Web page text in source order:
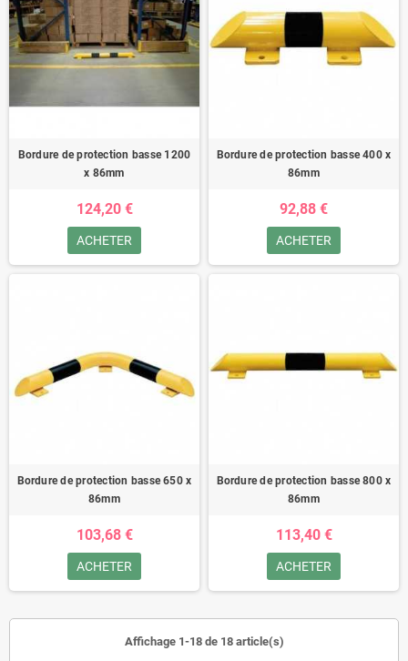
Bordure de protection basse 1200
x 86mm
124,20 €
ACHETER
Bordure de protection basse 400 x
86mm
92,88 €
ACHETER
Bordure de protection basse 650 x
86mm
103,68 €
ACHETER
Bordure de protection basse 800 x
86mm
113,40 €
ACHETER
Affichage 1-18 de 18 article(s)